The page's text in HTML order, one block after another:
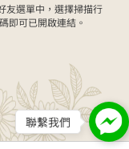
聯繫我們
友選單中，選擇掃描行
即可已開啟連結。